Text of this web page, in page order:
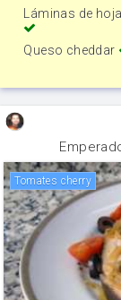
Láminas de
Queso cheddar
tomates cherry